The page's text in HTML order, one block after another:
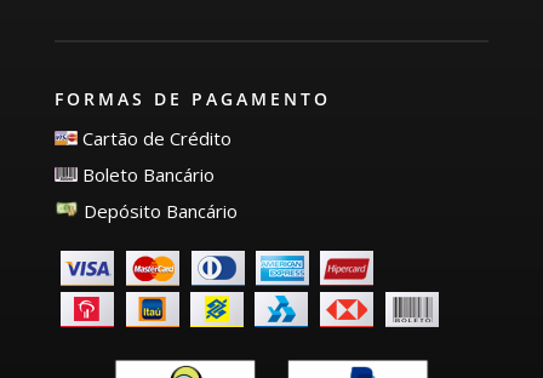
FORMAS DE PAGAMENTO
Cartão de Crédito
Boleto Bancário
Depósito Bancário